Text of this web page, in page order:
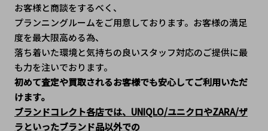
お客様と商談をするべく、
プランニングルームをご用意しております。お客様の満足
度を最大限高める為、
落ち着いた環境と気持ちの良いスタッフ対応のご提供に最
も力を注いでおります。
初めて査定や買取されるお客様でも安心してご利用いただ
けます。
ブランドコレクト各店では、UNIQLO/ユニクロやZARA/ザ
ラといったブランド品以外での